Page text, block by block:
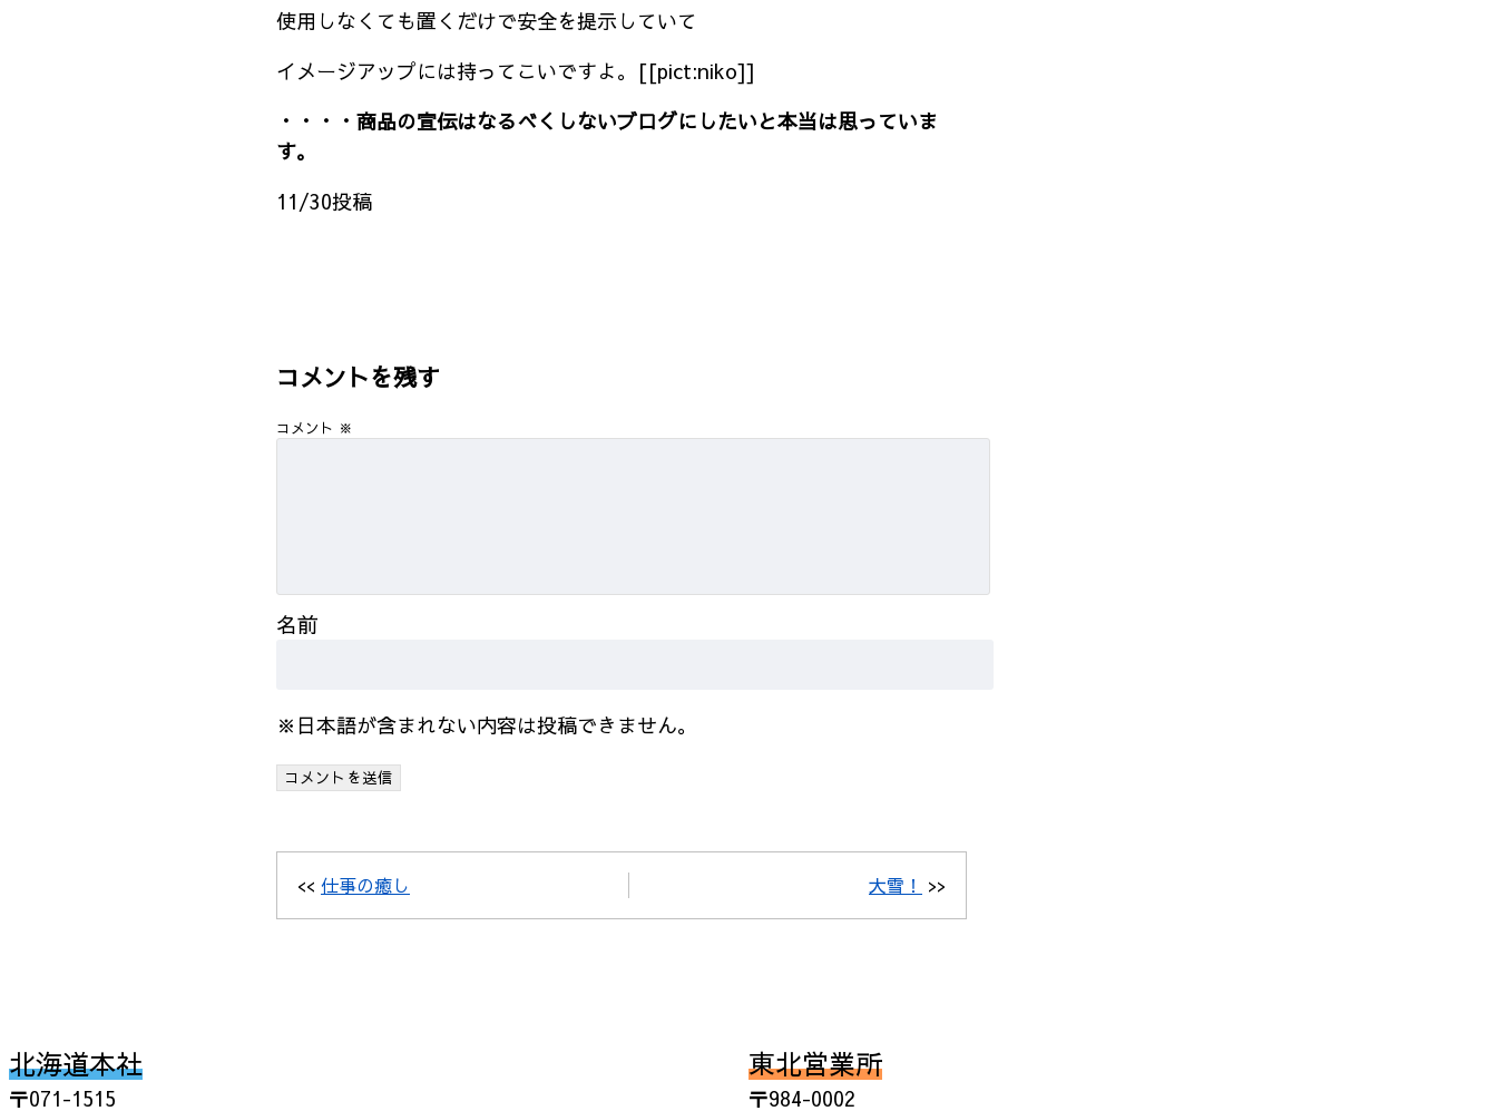
使用しなくても置くだけで安全を提示していて
イメージアップには持ってこいですよ。[[pict:niko]]
・・・・商品の宣伝はなるべくしないブログにしたいと本当は思っていま
す。
11/30投稿
コメントを残す
コメント ※
名前
※日本語が含まれない内容は投稿できません。
<< 仕事の癒し 大雪！ >>
北海道本社
〒071-1515
東北営業所
〒984-0002